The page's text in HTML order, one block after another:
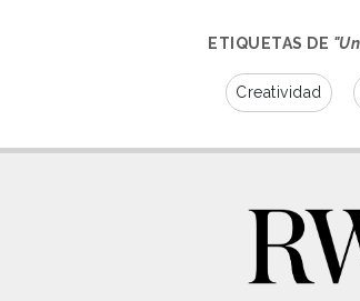
ETIQUETAS DE
Creatividad